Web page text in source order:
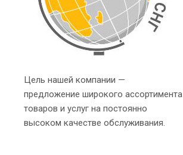
Цель нашей компании —
предложение широкого ассортимента
товаров и услуг на постоянно
высоком качестве обслуживания.